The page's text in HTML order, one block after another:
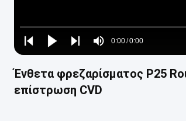
Play
Play
Play
Mute
Time
0:00/0:00
Loaded:
0%
Ένθετα φρεζαρίσματος P25
επίστρωση CVD